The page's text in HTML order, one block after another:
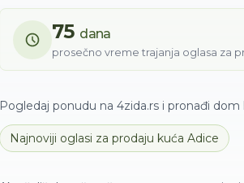
75 dana
prosečno vreme trajanja oglasa za
Pogledaj ponudu na 4zida.rs i pronađi
Najnoviji oglasi za prodaju kuća Adice